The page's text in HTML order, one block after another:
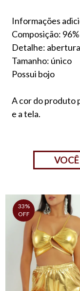
Informações
Composição:
Detalhe:
Tamanho: único
Possui bojo
A cor do produto
e a tela.
33%
OFF